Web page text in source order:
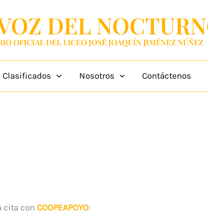
Clasificados Nosotros Contáctenos
cita con COOPEAPOYO: